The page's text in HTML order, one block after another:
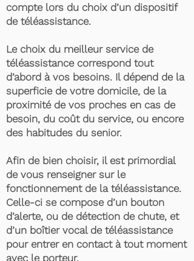
compte lors du choix d’un dispositif
de téléassistance.
Le choix du meilleur service de
téléassistance correspond tout
d’abord à vos besoins. Il dépend de la
superficie de votre domicile, de la
proximité de vos proches en cas de
besoin, du coût du service, ou encore
des habitudes du senior.
Afin de bien choisir, il est primordial
de vous renseigner sur le
fonctionnement de la téléassistance.
Celle-ci se compose d’un bouton
d’alerte, ou de détection de chute, et
d’un boîtier vocal de téléassistance
pour entrer en contact à tout moment
avec le porteur.